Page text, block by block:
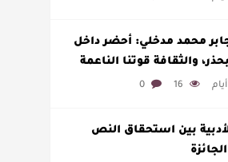
جابر محمد مدخلي: أحضر داخل
والثقافة قوتنا الناعمة
16
0
بين استحقاق النص